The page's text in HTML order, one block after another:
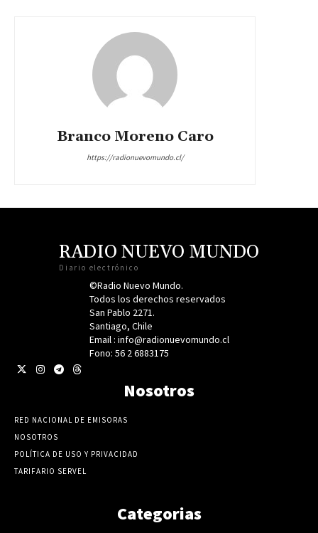
Branco Moreno Caro
https://radionuevomundo.cl/
RADIO NUEVO MUNDO
Diario electrónico
©Radio Nuevo Mundo.
Todos los derechos reservados
San Pablo 2271.
Santiago, Chile
Email : info@radionuevomundo.cl
Fono: 56 2 6883175
Nosotros
RED NACIONAL DE EMISORAS
NOSOTROS
POLÍTICA DE USO Y PRIVACIDAD
TARIFARIO SERVEL
Categorias